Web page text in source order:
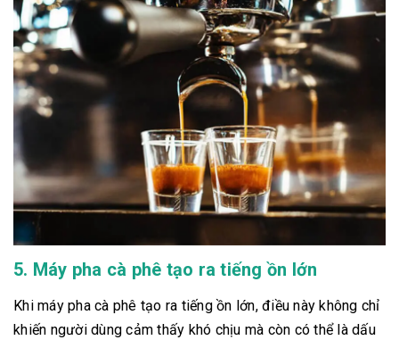
5. Máy pha cà phê tạo ra tiếng ồn lớn
Khi máy pha cà phê tạo ra tiếng ồn lớn, điều này không chỉ
khiến người dùng cảm thấy khó chịu mà còn có thể là dấu